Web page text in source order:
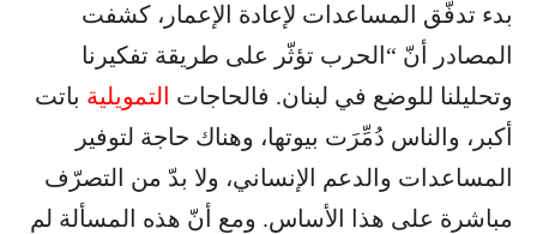
بدء تدفّق المساعدات لإعادة الإعمار، كشفت
المصادر أنّ “الحرب تؤثّر على طريقة تفكيرنا
وتحليلنا للوضع في لبنان. فالحاجات التمويلية باتت
أكبر، والناس دُمِّرَت بيوتها، وهناك حاجة لتوفير
المساعدات والدعم الإنساني، ولا بدّ من التصرّف
مباشرة على هذا الأساس. ومع أنّ هذه المسألة لم